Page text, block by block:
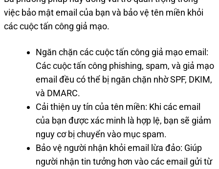
việc bảo mật email của bạn và bảo vệ tên miền khỏi
các cuộc tấn công giả mạo.
Ngăn chặn các cuộc tấn công giả mạo email:
Các cuộc tấn công phishing, spam, và giả mạo
email đều có thể bị ngăn chặn nhờ SPF, DKIM,
và DMARC.
Cải thiện uy tín của tên miền: Khi các email
của bạn được xác minh là hợp lệ, bạn sẽ giảm
nguy cơ bị chuyển vào mục spam.
Bảo vệ người nhận khỏi email lừa đảo: Giúp
người nhận tin tưởng hơn vào các email gửi từ